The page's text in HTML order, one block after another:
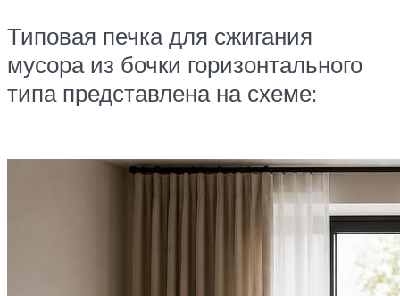
Типовая печка для сжигания
мусора из бочки горизонтального
типа представлена на схеме: